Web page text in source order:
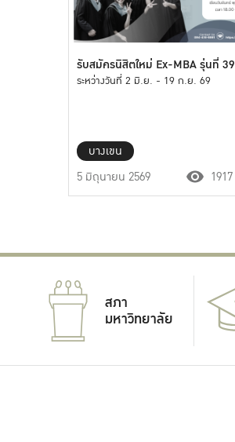
รับสมัครนิสิตใหม่ Ex-MBA รุ่นที่ 39
ระหว่างวันที่ 2 มิ.ย. - 19 ก.ย. 69
บางเขน
5 มิถุนายน 2569
1917
สภา
มหาวิทยาลัย